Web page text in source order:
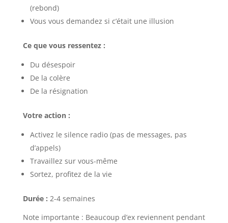
(rebond)
Vous vous demandez si c’était une illusion
Ce que vous ressentez :
Du désespoir
De la colère
De la résignation
Votre action :
Activez le silence radio (pas de messages, pas
d’appels)
Travaillez sur vous-même
Sortez, profitez de la vie
Durée : 2-4 semaines
Note importante : Beaucoup d’ex reviennent pendant